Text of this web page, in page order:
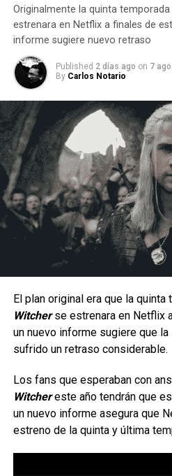
Un estilo arriesgado
Al ser una peleadora cuyo
constante presión a corta
con una jugabilidad muy
hay margen para errores,
significa una ventana muy corta
que el oponente contraataque;
experimentadas puede generar
gracias a su velocidad,
La serie da inicio a una etapa
aventuras en cómic para el
ambientada en la época de las
Tras los sucesos deEn busca
villanos más infames de Indy
regreso de un archienemigo—
aterradora fuente de poder
Originalmente la quinta
estrenara en Netflix a finales de
informe sugiere nuevo retraso
Published 2 días ago on 7
By Carlos Notario
El plan original era que la quinta
Witcher se estrenara en Netflix
un nuevo informe sugiere que
sufrido un retraso considerable.
Los fans que esperaban con
Witcher este año tendrán que
un nuevo informe asegura que
estreno de la quinta y última